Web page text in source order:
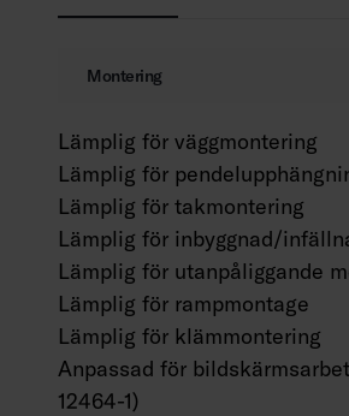
Montering
Lämplig för väggmontering
Lämplig för
Lämplig för takmontering
Lämplig för inbyggnad/
Lämplig för utanpåliggande
Lämplig för rampmontage
Lämplig för klämmontering
Anpassad för
12464-1)